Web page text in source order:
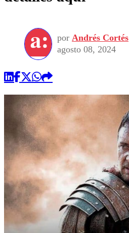
por Andrés Cortés
agosto 08, 2024